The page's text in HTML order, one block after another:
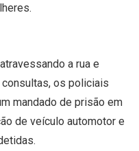
a rua e
consultas, os policiais
mandado de prisão em
de veículo automotor e